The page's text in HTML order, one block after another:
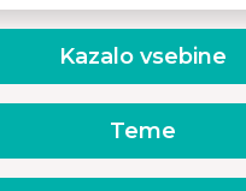
Kazalo vsebine
Teme